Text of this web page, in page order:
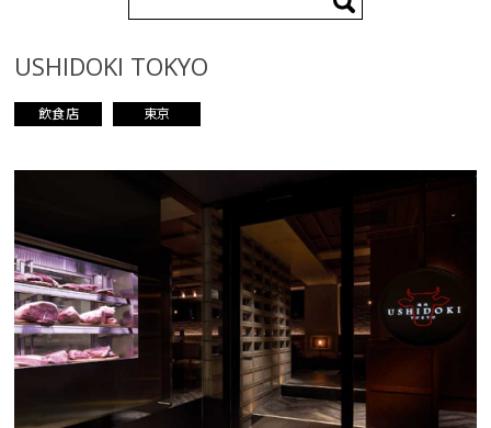
索:
USHIDOKI TOKYO
飲食店 東京